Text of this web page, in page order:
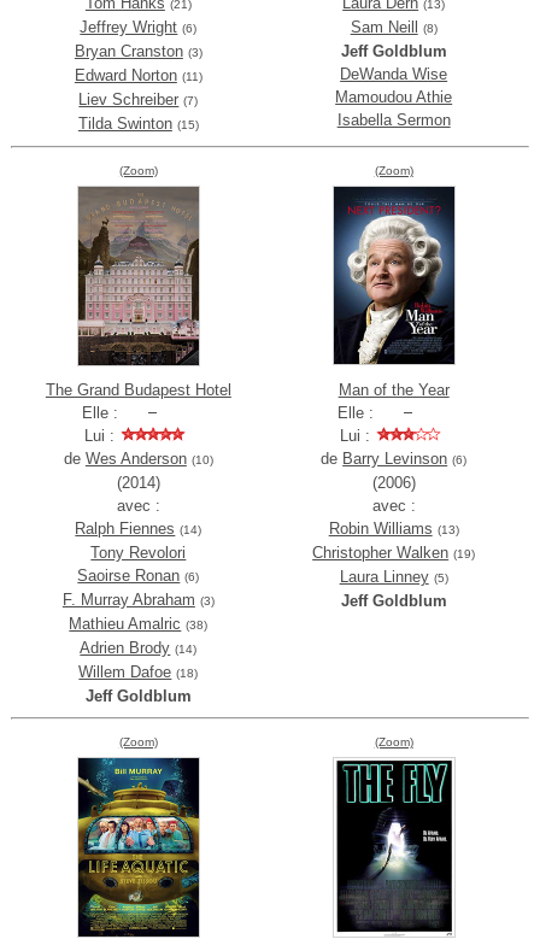
(21)
Jeffrey Wright (6)
Bryan Cranston (3)
Edward Norton (11)
Liev Schreiber (7)
Tilda Swinton (15)
(13)
Sam Neill (8)
Jeff Goldblum
DeWanda Wise
Mamoudou Athie
Isabella Sermon
(Zoom)
The Grand Budapest Hotel
Elle :
Lui :
de Wes Anderson (10)
(2014)
avec :
Ralph Fiennes (14)
Tony Revolori
Saoirse Ronan (6)
F. Murray Abraham (3)
Mathieu Amalric (38)
Adrien Brody (14)
Willem Dafoe (18)
Jeff Goldblum
(Zoom)
Man of the Year
Elle :
Lui :
de Barry Levinson (6)
(2006)
avec :
Robin Williams (13)
Christopher Walken (19)
Laura Linney (5)
Jeff Goldblum
(Zoom) (Zoom)